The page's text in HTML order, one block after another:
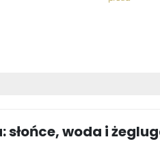
woda i